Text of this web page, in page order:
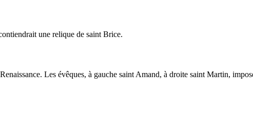
une relique de saint Brice.
Les évêques, à gauche saint Amand, à droite saint Martin,